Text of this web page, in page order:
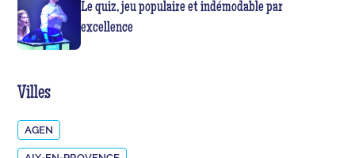
Le quiz, jeu populaire et indémodable par
excellence
Villes
AGEN